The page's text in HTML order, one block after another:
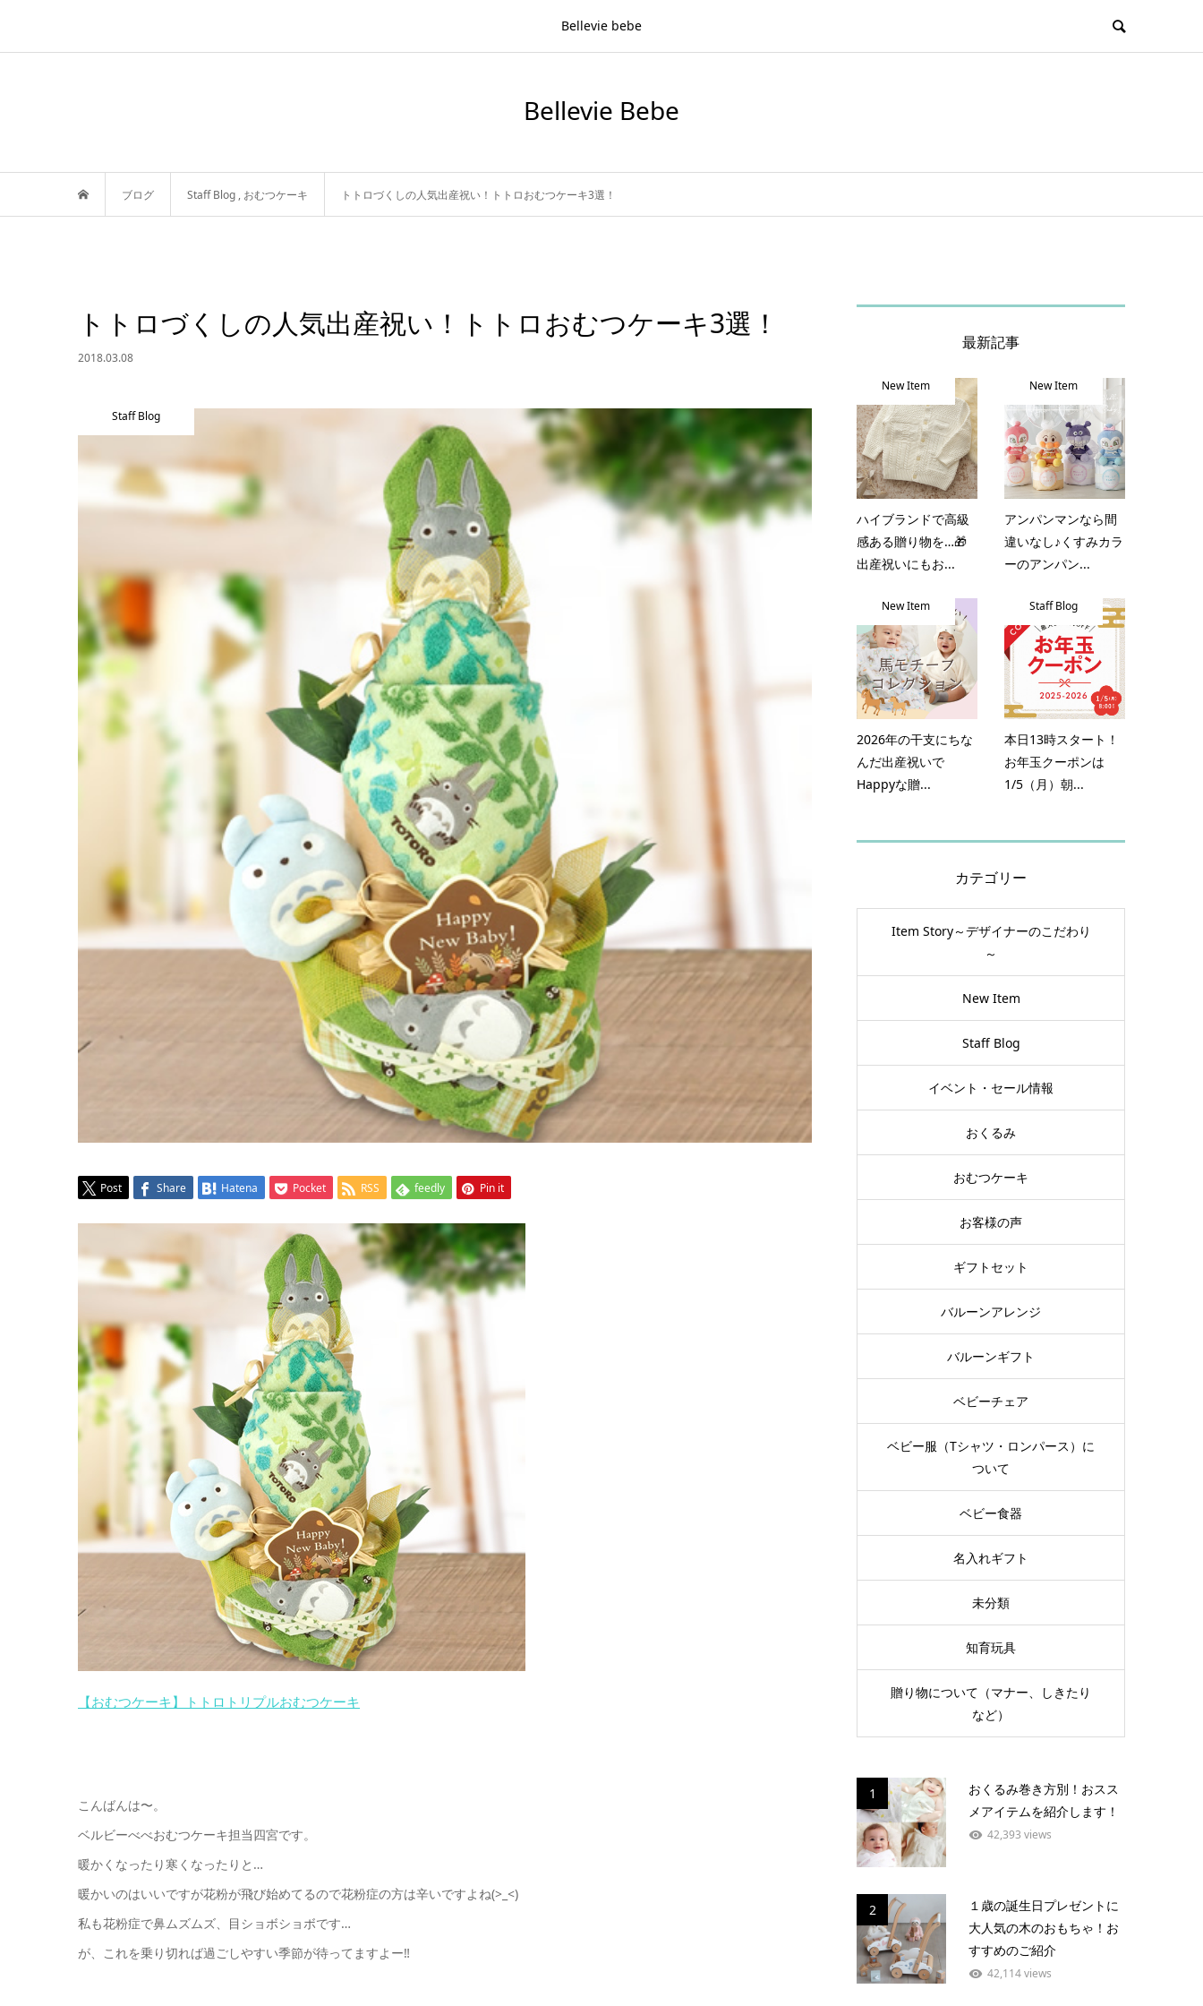
Bellevie bebe
Bellevie Bebe
ブログ Staff Blog , おむつケーキ トトロづくしの人気出産祝い！トトロおむつケーキ3選！
トトロづくしの人気出産祝い！トトロおむつケーキ3選！
2018.03.08
Staff Blog
Post Share Hatena Pocket RSS feedly Pin it
【おむつケーキ】トトロトリプルおむつケーキ
こんばんは〜。
ベルビーべべおむつケーキ担当四宮です。
暖かくなったり寒くなったりと…
暖かいのはいいですが花粉が飛び始めてるので花粉症の方は辛いですよね(>_<)
私も花粉症で鼻ムズムズ、目ショボショボです…
が、これを乗り切れば過ごしやすい季節が待ってますよー‼︎
最新記事
New Item
ハイブランドで高級
感ある贈り物を…🎁
出産祝いにもお...
New Item
アンパンマンなら間
違いなし♪くすみカラ
ーのアンパン...
New Item
2026年の干支にちな
んだ出産祝いで
Happyな贈...
Staff Blog
本日13時スタート！
お年玉クーポンは
1/5（月）朝...
カテゴリー
Item Story～デザイナーのこだわり
～
New Item
Staff Blog
イベント・セール情報
おくるみ
おむつケーキ
お客様の声
ギフトセット
バルーンアレンジ
バルーンギフト
ベビーチェア
ベビー服（Tシャツ・ロンパース）に
ついて
ベビー食器
名入れギフト
未分類
知育玩具
贈り物について（マナー、しきたり
など）
1
おくるみ巻き方別！おスス
メアイテムを紹介します！
42,393 views
2
１歳の誕生日プレゼントに
大人気の木のおもちゃ！お
すすめのご紹介
42,114 views